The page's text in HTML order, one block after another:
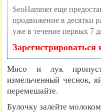
SeoHammer еще
продвижение в десятки
уже в течение первых 7
Мясо и лук
измельченный чеснок,
перемешайте.
Булочку залейте